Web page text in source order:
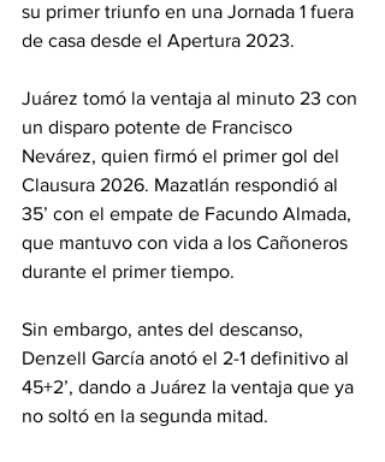
su primer triunfo en una Jornada 1 fuera
de casa desde el Apertura 2023.
Juárez tomó la ventaja al minuto 23 con
un disparo potente de Francisco
Nevárez, quien firmó el primer gol del
Clausura 2026. Mazatlán respondió al
35’ con el empate de Facundo Almada,
que mantuvo con vida a los Cañoneros
durante el primer tiempo.
Sin embargo, antes del descanso,
Denzell García anotó el 2-1 definitivo al
45+2’, dando a Juárez la ventaja que ya
no soltó en la segunda mitad.